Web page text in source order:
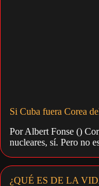
Si Cuba fuera Corea
Por Albert Fonse ()
nucleares, sí. Pero no
¿QUÉ ES DE LA